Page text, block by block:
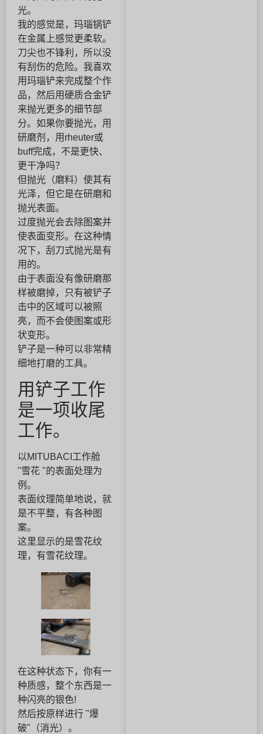
光。
我的感觉是，玛瑙锅铲
在金属上感觉更柔软。
刀尖也不锋利，所以没
有刮伤的危险。我喜欢
用玛瑙铲来完成整个作
品，然后用硬质合金铲
来抛光更多的细节部
分。如果你要抛光，用
研磨剂，用rheuter或
buff完成，不是更快、
更干净吗？
但抛光（磨料）使其有
光泽，但它是在研磨和
抛光表面。
过度抛光会去除图案并
使表面变形。在这种情
况下，刮刀式抛光是有
用的。
由于表面没有像研磨那
样被磨掉，只有被铲子
击中的区域可以被照
亮，而不会使图案或形
状变形。
铲子是一种可以非常精
细地打磨的工具。
用铲子工作
是一项收尾
工作。
以MITUBACI工作舱
"雪花 "的表面处理为
例。
表面纹理简单地说，就
是不平整，有各种图
案。
这里显示的是雪花纹
理，有雪花纹理。
在这种状态下，你有一
种质感，整个东西是一
种闪亮的银色!
然后按原样进行 "爆
破"（消光）。